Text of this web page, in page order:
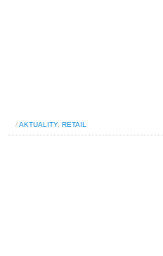
/AKTUALITY, RETAIL